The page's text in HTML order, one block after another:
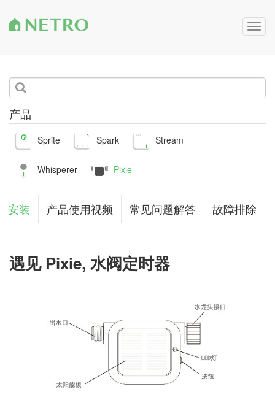
产品
Sprite Spark Stream
Whisperer Pixie
安装 产品使用视频 常见问题解答 故障排除
遇见Pixie, 水阀定时器